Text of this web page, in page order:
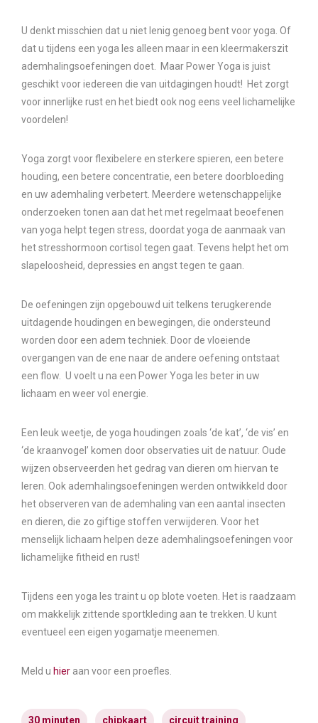
U denkt misschien dat u niet lenig genoeg bent voor yoga. Of
dat u tijdens een yoga les alleen maar in een kleermakerszit
ademhalingsoefeningen doet. Maar Power Yoga is juist
geschikt voor iedereen die van uitdagingen houdt! Het zorgt
voor innerlijke rust en het biedt ook nog eens veel lichamelijke
voordelen!
Yoga zorgt voor flexibelere en sterkere spieren, een betere
houding, een betere concentratie, een betere doorbloeding
en uw ademhaling verbetert. Meerdere wetenschappelijke
onderzoeken tonen aan dat het met regelmaat beoefenen
van yoga helpt tegen stress, doordat yoga de aanmaak van
het stresshormoon cortisol tegen gaat. Tevens helpt het om
slapeloosheid, depressies en angst tegen te gaan.
De oefeningen zijn opgebouwd uit telkens terugkerende
uitdagende houdingen en bewegingen, die ondersteund
worden door een adem techniek. Door de vloeiende
overgangen van de ene naar de andere oefening ontstaat
een flow. U voelt u na een Power Yoga les beter in uw
lichaam en weer vol energie.
Een leuk weetje, de yoga houdingen zoals ‘de kat’, ‘de vis’ en
‘de kraanvogel’ komen door observaties uit de natuur. Oude
wijzen observeerden het gedrag van dieren om hiervan te
leren. Ook ademhalingsoefeningen werden ontwikkeld door
het observeren van de ademhaling van een aantal insecten
en dieren, die zo giftige stoffen verwijderen. Voor het
menselijk lichaam helpen deze ademhalingsoefeningen voor
lichamelijke fitheid en rust!
Tijdens een yoga les traint u op blote voeten. Het is raadzaam
om makkelijk zittende sportkleding aan te trekken. U kunt
eventueel een eigen yogamatje meenemen.
Meld u hier aan voor een proefles.
30 minuten chipkaart circuit training